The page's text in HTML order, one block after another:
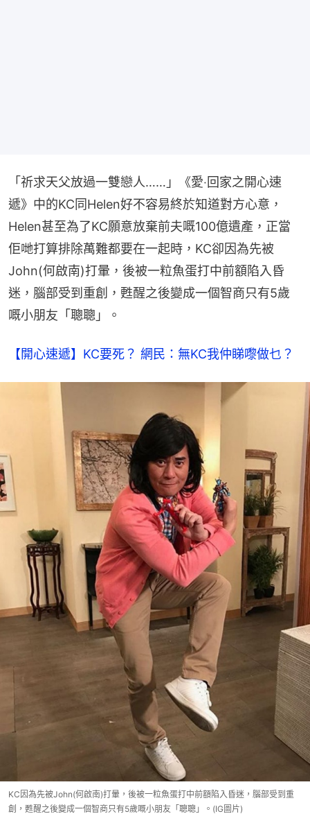
「祈求天父放過一雙戀人……」《愛‧回家之開心速
遞》中的KC同Helen好不容易終於知道對方心意，
Helen甚至為了KC願意放棄前夫嘅100億遺產，正當
佢哋打算排除萬難都要在一起時，KC卻因為先被
John(何啟南)打暈，後被一粒魚蛋打中前額陷入昏
迷，腦部受到重創，甦醒之後變成一個智商只有5歲
嘅小朋友「聰聰」。
【開心速遞】KC要死？ 網民：無KC我仲睇嚟做乜？
KC因為先被John(何啟南)打暈，後被一粒魚蛋打中前額陷入昏迷，腦部受到重
創，甦醒之後變成一個智商只有5歲嘅小朋友「聰聰」。(IG圖片)